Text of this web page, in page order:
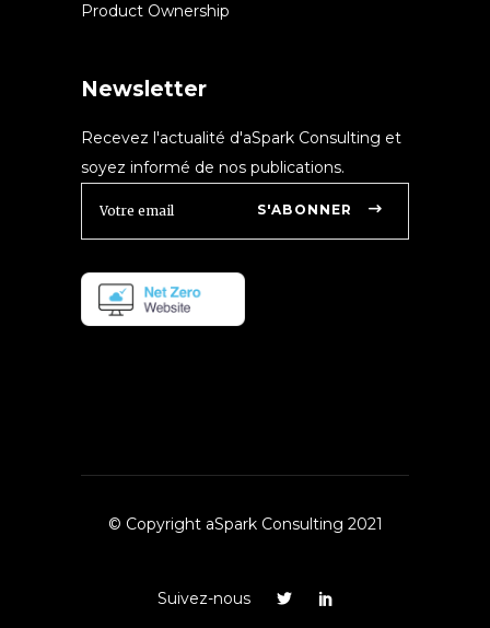
Product Ownership
Newsletter
Recevez l'actualité d'aSpark Consulting et
soyez informé de nos publications.
S'ABONNER
© Copyright aSpark Consulting 2021
Suivez-nous